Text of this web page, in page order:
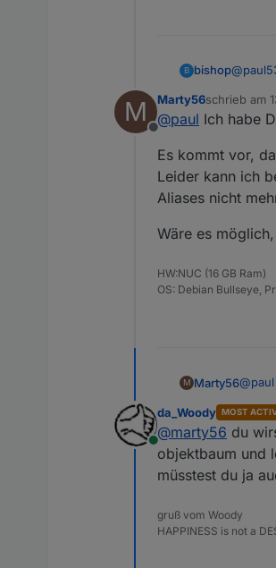
B bishop@
ok,
M
Offline
Marty56schrieb am
zuletzt
@paul Ich habe
Es kommt vor,
Leider kann ich
Aliases nicht
Wäre es
HW:NUC (16 GB Ram)
OS: Debian Bullseye,
M Marty56@paul
Es
nicht
Wäre
Online
da_Woody MOST
@marty56 du
objektbaum und
müsstest du ja
gruß vom Woody
HAPPINESS is not a